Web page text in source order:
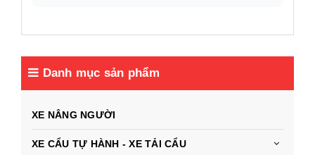
Danh mục sản phẩm
XE NÂNG NGƯỜI
XE CẨU TỰ HÀNH - XE TẢI CẨU